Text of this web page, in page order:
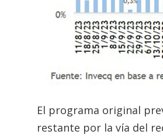
El programa original
restante por la vía del